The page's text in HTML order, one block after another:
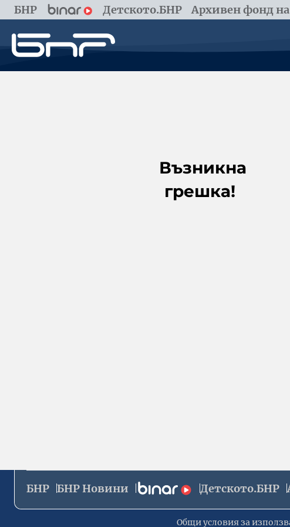
БНР Детското.БНР Архивен фонд
Възникна
грешка!
БНР БНР Новини Детското.БНР
Общи условия за